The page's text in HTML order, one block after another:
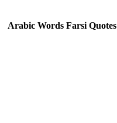
ح كم وأقوال أهل البيت عليهم السلام Arabic Words Farsi Quotes